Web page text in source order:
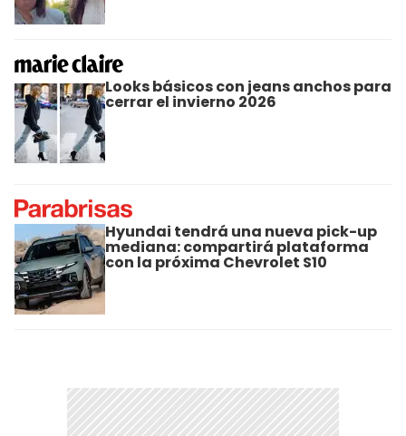
Looks básicos con jeans anchos para
cerrar el invierno 2026
Hyundai tendrá una nueva pick-up
mediana: compartirá plataforma
con la próxima Chevrolet S10